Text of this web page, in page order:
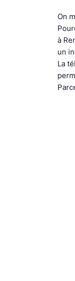
On
à
un
La